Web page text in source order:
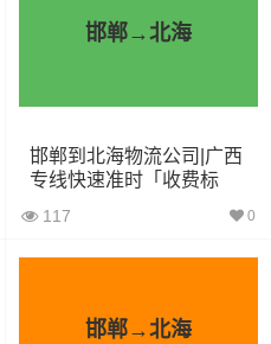
6.8×2.4×2.8
33吨 13×2.4×2.8
邯郸→北海
邯郸到北海物流公司|广西
专线快速准时「收费标
117 0
邯郸→北海